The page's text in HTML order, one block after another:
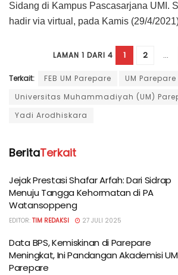
Sidang di Kampus Pascasarjana UMI.
hadir via virtual, pada Kamis (29/4/
LAMAN 1 DARI 4 1 2 ...
Terkait: FEB UM Parepare UM Parepare
Universitas Muhammadiyah (UM)
Yadi Arodhiskara
BeritaTerkait
Jejak Prestasi Shafar Arfah: Dari Sidrap
Menuju Tangga Kehormatan di PA
Watansoppeng
EDITOR: TIM REDAKSI 27 JULI 2025
Data BPS, Kemiskinan di Parepare
Meningkat, Ini Pandangan Akademisi UM
Parepare